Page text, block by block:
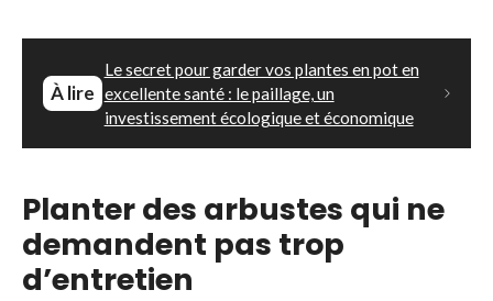
À lire
Le secret pour garder vos plantes en pot en
excellente santé : le paillage, un
investissement écologique et économique
Planter des arbustes qui ne
demandent pas trop
d’entretien